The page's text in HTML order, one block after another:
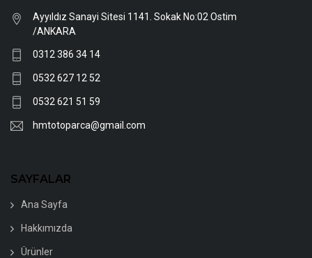
Ayyıldız Sanayi Sitesi 1141. Sokak No:02 Ostim
/ANKARA
0312 386 34 14
0532 627 12 52
0532 621 51 59
hmtotoparca@gmail.com
SAYFALAR
Ana Sayfa
Hakkımızda
Ürünler